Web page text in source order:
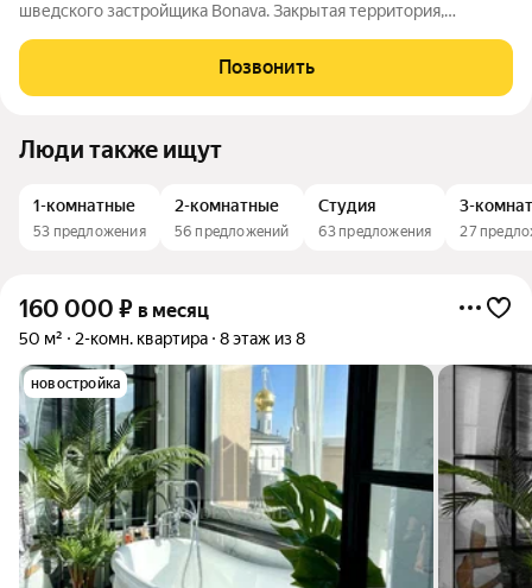
шведского застройщика Bonava. Закрытая территория,
ортопедическим матрасом. В доме хорошая управляющая
компания. Коммунальные платежи
Позвонить
Люди также ищут
1-комнатные
53 предложения
2-комнатные
56 предложений
Студия
63 предложения
3-
27
160 000 ₽ в месяц
50 м² 2-комн. квартира 8 этаж из 8
новостройка